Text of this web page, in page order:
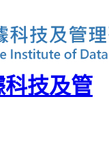
技及管